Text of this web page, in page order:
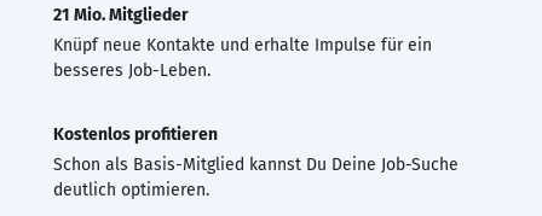
21 Mio. Mitglieder
Knüpf neue Kontakte und erhalte Impulse für ein
besseres Job-Leben.
Kostenlos profitieren
Schon als Basis-Mitglied kannst Du Deine Job-Suche
deutlich optimieren.